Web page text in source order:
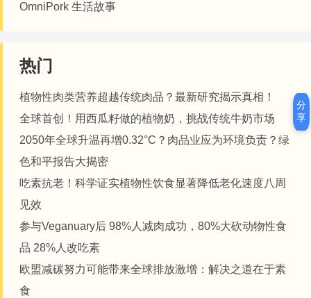
OmniPork 生活故事
热门
植物性肉类营养超越传统肉品？最新研究揭示真相！
全球首创！用西瓜籽做的植物奶，挑战传统牛奶市场
2050年全球升温再增0.32°C？肉品业应为环境负责？绿
色和平报告大揭密
吃素抗老！科学证实植物性饮食显著降低老化速度八周
见效
参与Veganuary后 98%人减肉成功，80%大砍动物性食
品 28%人改吃素
欧盟减碳努力可能带来全球排放激增：解决之道在于素
食
分
享